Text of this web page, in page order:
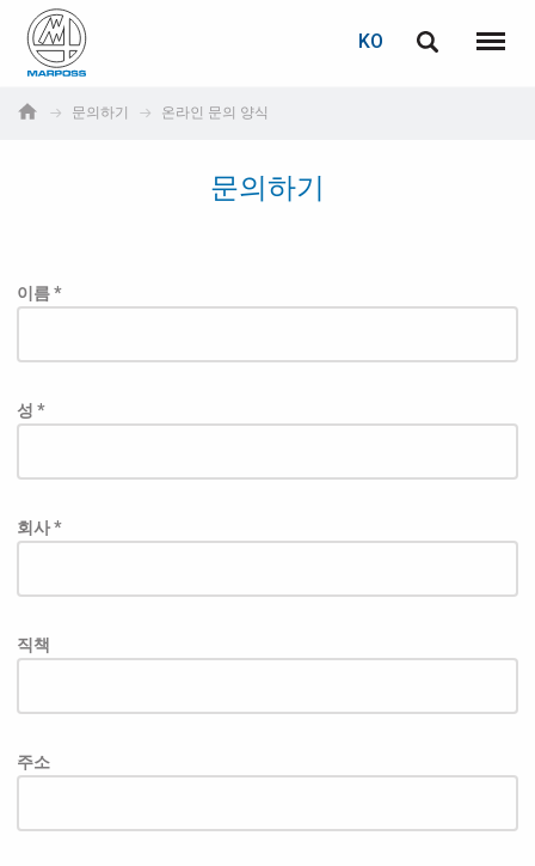
S.p.A.
KO
메뉴
문의하기 온라인 문의 양식
문의하기
이름 *
성 *
회사 *
직책
주소
Deutsch
로그인
아직 등록하지 않으셨다면, 지금 무료로 등록하실 수 있습니다!